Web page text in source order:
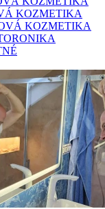
KOZMETIKA
KOZMETIKA